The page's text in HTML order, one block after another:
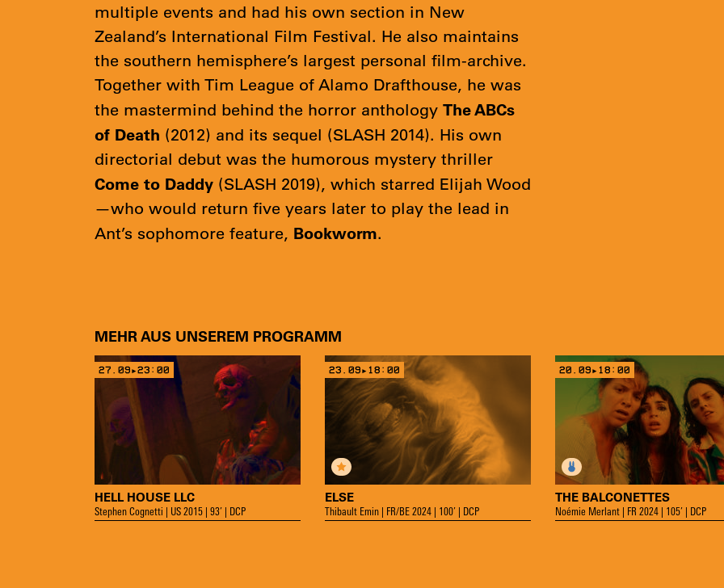
multiple events and had his own section in New
Zealand’s International Film Festival. He also maintains
the southern hemisphere’s largest personal film-archive.
Together with Tim League of Alamo Drafthouse, he was
the mastermind behind the horror anthology The ABCs
of Death (2012) and its sequel (SLASH 2014). His own
directorial debut was the humorous mystery thriller
Come to Daddy (SLASH 2019), which starred Elijah Wood
—who would return five years later to play the lead in
Ant’s sophomore feature, Bookworm.
MEHR AUS UNSEREM PROGRAMM
HELL HOUSE LLC
Stephen Cognetti | US 2015 | 93’ | DCP
27.09▸23:00
ELSE
Thibault Emin | FR/BE 2024 | 100’ | DCP
23.09▸18:00
THE BALCONETTES
Noémie Merlant | FR 2024 | 105’ | DCP
20.09▸18:00